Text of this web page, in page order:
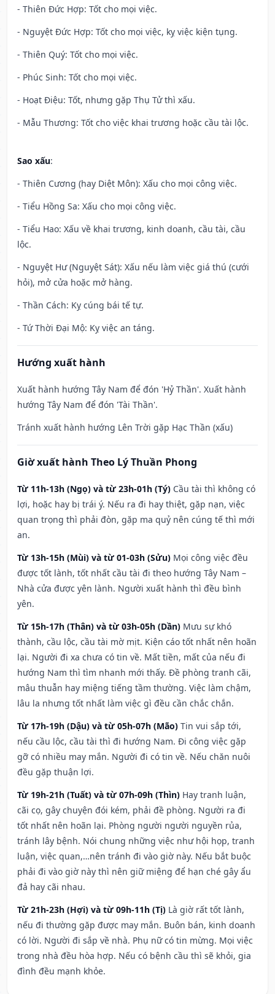
- Thiên Đức Hợp: Tốt cho mọi việc.
- Nguyệt Đức Hợp: Tốt cho mọi việc, kỵ việc kiện tụng.
- Thiên Quý: Tốt cho mọi việc.
- Phúc Sinh: Tốt cho mọi việc.
- Hoạt Điệu: Tốt, nhưng gặp Thụ Tử thì xấu.
- Mẫu Thương: Tốt cho việc khai trương hoặc cầu tài lộc.
Sao xấu:
- Thiên Cương (hay Diệt Môn): Xấu cho mọi công việc.
- Tiểu Hồng Sa: Xấu cho mọi công việc.
- Tiểu Hao: Xấu về khai trương, kinh doanh, cầu tài, cầu
lộc.
- Nguyệt Hư (Nguyệt Sát): Xấu nếu làm việc giá thú (cưới
hỏi), mở cửa hoặc mở hàng.
- Thần Cách: Kỵ cúng bái tế tự.
- Tứ Thời Đại Mộ: Kỵ việc an táng.
Hướng xuất hành
Xuất hành hướng Tây Nam để đón 'Hỷ Thần'. Xuất hành
hướng Tây Nam để đón 'Tài Thần'.
Tránh xuất hành hướng Lên Trời gặp Hạc Thần (xấu)
Giờ xuất hành Theo Lý Thuần Phong
Từ 11h-13h (Ngọ) và từ 23h-01h (Tý) Cầu tài thì không có
lợi, hoặc hay bị trái ý. Nếu ra đi hay thiệt, gặp nạn, việc
quan trọng thì phải đòn, gặp ma quỷ nên cúng tế thì mới
an.
Từ 13h-15h (Mùi) và từ 01-03h (Sửu) Mọi công việc đều
được tốt lành, tốt nhất cầu tài đi theo hướng Tây Nam –
Nhà cửa được yên lành. Người xuất hành thì đều bình
yên.
Từ 15h-17h (Thân) và từ 03h-05h (Dần) Mưu sự khó
thành, cầu lộc, cầu tài mờ mịt. Kiện cáo tốt nhất nên hoãn
lại. Người đi xa chưa có tin về. Mất tiền, mất của nếu đi
hướng Nam thì tìm nhanh mới thấy. Đề phòng tranh cãi,
mâu thuẫn hay miệng tiếng tầm thường. Việc làm chậm,
lâu la nhưng tốt nhất làm việc gì đều cần chắc chắn.
Từ 17h-19h (Dậu) và từ 05h-07h (Mão) Tin vui sắp tới,
nếu cầu lộc, cầu tài thì đi hướng Nam. Đi công việc gặp
gỡ có nhiều may mắn. Người đi có tin về. Nếu chăn nuôi
đều gặp thuận lợi.
Từ 19h-21h (Tuất) và từ 07h-09h (Thìn) Hay tranh luận,
cãi cọ, gây chuyện đói kém, phải đề phòng. Người ra đi
tốt nhất nên hoãn lại. Phòng người người nguyền rủa,
tránh lây bệnh. Nói chung những việc như hội họp, tranh
luận, việc quan,…nên tránh đi vào giờ này. Nếu bắt buộc
phải đi vào giờ này thì nên giữ miệng để hạn ché gây ẩu
đả hay cãi nhau.
Từ 21h-23h (Hợi) và từ 09h-11h (Tị) Là giờ rất tốt lành,
nếu đi thường gặp được may mắn. Buôn bán, kinh doanh
có lời. Người đi sắp về nhà. Phụ nữ có tin mừng. Mọi việc
trong nhà đều hòa hợp. Nếu có bệnh cầu thì sẽ khỏi, gia
đình đều mạnh khỏe.